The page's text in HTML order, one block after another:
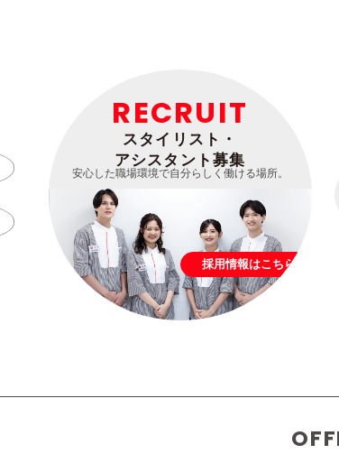
RECRUIT
スタイリスト・
アシスタント募集
安心した職場環境で自分らしく働ける場所。
採用情報はこちら